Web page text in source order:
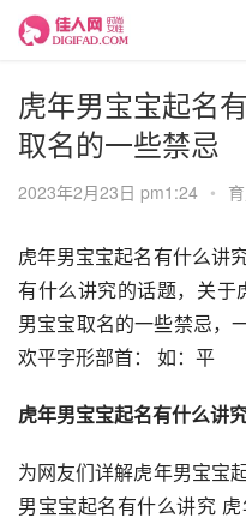
虎年男宝宝起名
取名的一些禁忌
2023年2月23日 pm1:24 •
虎年男宝宝起名有什么讲
有什么讲究的话题，关
男宝宝取名的一些禁忌，
欢平字形部首： 如：平
虎年男宝宝起名有什么讲
为网友们详解虎年男宝宝
男宝宝起名有什么讲究